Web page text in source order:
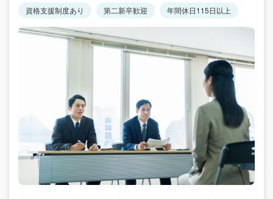
資格支援制度あり
第二新卒歓迎 年間休日115日以上